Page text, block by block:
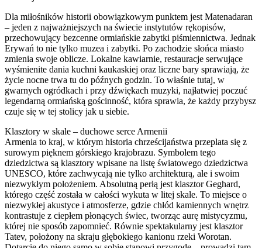
Dla miłośników historii obowiązkowym punktem jest Matenadaran
– jeden z najważniejszych na świecie instytutów rękopisów,
przechowujący bezcenne ormiańskie zabytki piśmiennictwa. Jednak
Erywań to nie tylko muzea i zabytki. Po zachodzie słońca miasto
zmienia swoje oblicze. Lokalne kawiarnie, restauracje serwujące
wyśmienite dania kuchni kaukaskiej oraz liczne bary sprawiają, że
życie nocne trwa tu do późnych godzin. To właśnie tutaj, w
gwarnych ogródkach i przy dźwiękach muzyki, najłatwiej poczuć
legendarną ormiańską gościnność, która sprawia, że każdy przybysz
czuje się w tej stolicy jak u siebie.
Klasztory w skale – duchowe serce Armenii
Armenia to kraj, w którym historia chrześcijaństwa przeplata się z
surowym pięknem górskiego krajobrazu. Symbolem tego
dziedzictwa są klasztory wpisane na listę światowego dziedzictwa
UNESCO, które zachwycają nie tylko architekturą, ale i swoim
niezwykłym położeniem. Absolutną perłą jest klasztor Geghard,
którego część została w całości wykuta w litej skale. To miejsce o
niezwykłej akustyce i atmosferze, gdzie chłód kamiennych wnętrz
kontrastuje z ciepłem płonących świec, tworząc aurę mistycyzmu,
której nie sposób zapomnieć. Równie spektakularny jest klasztor
Tatev, położony na skraju głębokiego kanionu rzeki Worotan.